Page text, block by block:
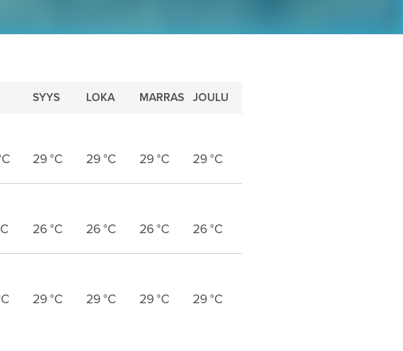
SYYS LOKA MARRAS JOULU
29 °C 29 °C 29 °C 29 °C
26 °C 26 °C 26 °C 26 °C
29 °C 29 °C 29 °C 29 °C